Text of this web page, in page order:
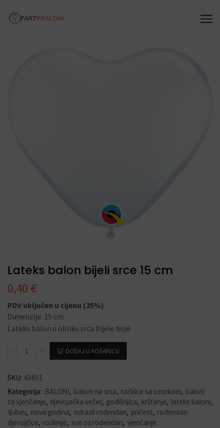
Lateks balon bijeli srce 15 cm
0,40 €
PDV uključen u cijenu (25%)
Dimenzije: 15 cm
Lateks balon u obliku srca bijele boje
DODAJ U KOŠARICU
SKU: 43651
Kategorija: BALONI, baloni na srca, točkice sa uzorkom, baloni
za vjenčanje, djevojačka večer, godišnjica, krštenje, lateks baloni,
ljubav, nova godina, odrasli rođendan, pričest, rođendan
djevojčice, rođenje, sve za rođendan, vjenčanje